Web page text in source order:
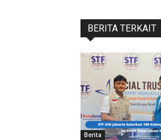
BERITA TERKAIT
Berita